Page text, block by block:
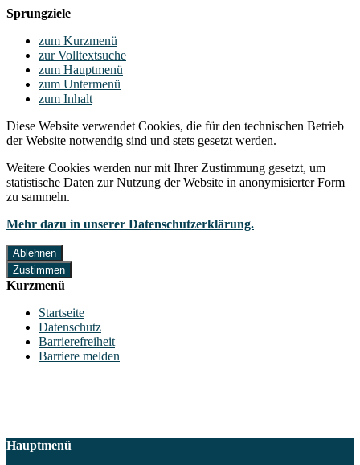
Sprungziele
zum Kurzmenü
zur Volltextsuche
zum Hauptmenü
zum Untermenü
zum Inhalt
Diese Website verwendet Cookies, die für den technischen Betrieb
der Website notwendig sind und stets gesetzt werden.
Weitere Cookies werden nur mit Ihrer Zustimmung gesetzt, um
statistische Daten zur Nutzung der Website in anonymisierter Form
zu sammeln.
Mehr dazu in unserer Datenschutzerklärung.
Ablehnen
Zustimmen
Kurzmenü
Startseite
Datenschutz
Barrierefreiheit
Barriere melden
Hauptmenü